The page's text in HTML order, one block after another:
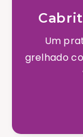
Um
grelhado